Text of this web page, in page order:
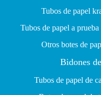
Tubos de papel
Tubos de papel a
Otros botes de
Bidones
Tubos de papel de